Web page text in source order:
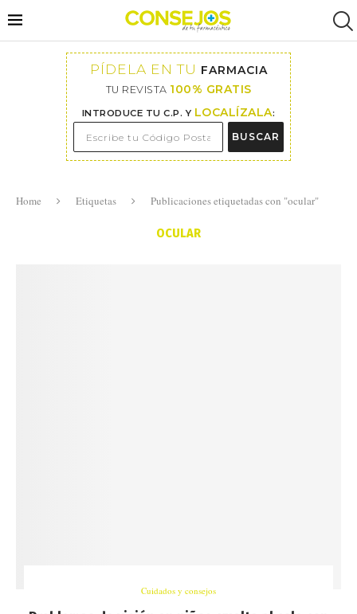
PÍDELA EN TU FARMACIA
TU REVISTA 100% GRATIS
INTRODUCE TU C.P. Y LOCALÍZALA:
BUSCAR
Home Etiquetas Publicaciones etiquetadas con "ocular"
OCULAR
Cuidados y consejos